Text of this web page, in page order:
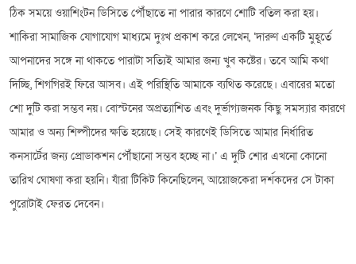
ঠিক সময়ে ওয়াশিংটন ডিসিতে পৌঁছাতে না পারার কারণে শোটি বতিল করা হয়।
শাকিরা সামাজিক যোগাযোগ মাধ্যমে দুঃখ প্রকাশ করে লেখেন, ‘দারুণ একটি মুহূর্তে
আপনাদের সঙ্গে না থাকতে পারাটা সত্যিই আমার জন্য খুব কষ্টের। তবে আমি কথা
দিচ্ছি, শিগগিরই ফিরে আসব। এই পরিস্থিতি আমাকে ব্যথিত করেছে। এবারের মতো
শো দুটি করা সম্ভব নয়। বোস্টনের অপ্রত্যাশিত এবং দুর্ভাগ্যজনক কিছু সমস্যার কারণে
আমার ও অন্য শিল্পীদের ক্ষতি হয়েছে। সেই কারণেই ডিসিতে আমার নির্ধারিত
কনসার্টের জন্য প্রোডাকশন পৌঁছানো সম্ভব হচ্ছে না।’ এ দুটি শোর এখনো কোনো
তারিখ ঘোষণা করা হয়নি। যাঁরা টিকিট কিনেছিলেন, আয়োজকেরা দর্শকদের সে টাকা
পুরোটাই ফেরত দেবেন।